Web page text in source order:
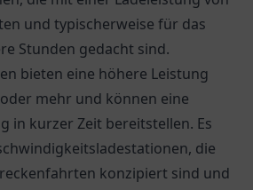
und typischerweise für das
Stunden gedacht sind.
bieten eine höhere Leistung
mehr und können eine
in kurzer Zeit bereitstellen. Es
die
konzipiert sind und